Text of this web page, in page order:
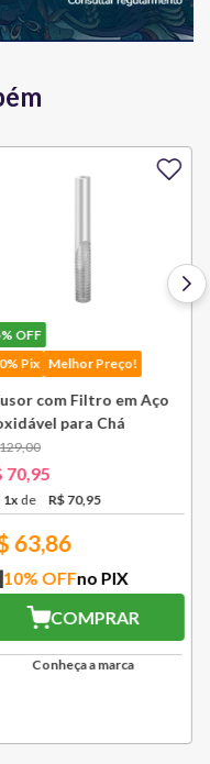
OFF
Pix
Melhor Preço!
com Filtro em Aço
para Chá
Bsf
,00
70,95
1x R$70,95
63,86
10% OFFno PIX
COMPRAR
Conheça a marca